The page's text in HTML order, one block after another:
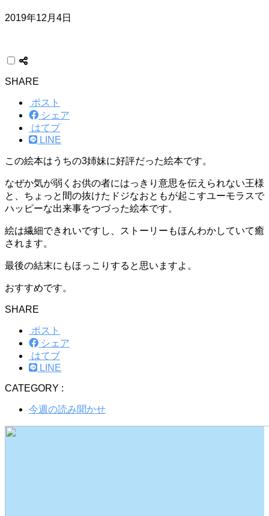
2019年12月4日
SHARE
ポスト
シェア
はてブ
LINE
この絵本はうちの3姉妹に好評だった絵本です。
なぜか気が弱くお供の者にはっきり意思を伝えられない王様
と、ちょっと間の抜けたドジなおともが起こすユーモラスで
ハッピーな出来事をつづった絵本です。
絵は繊細できれいですし、ストーリーもほんわかしていて癒
されます。
最後の結末にもほっこりすると思いますよ。
おすすめです。
SHARE
ポスト
シェア
はてブ
LINE
CATEGORY :
今週の読み聞かせ